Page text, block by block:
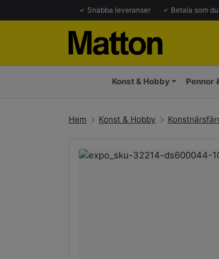
Snabba leveranser Betala som
Konst & Hobby Pennor
Hem Konst & Hobby